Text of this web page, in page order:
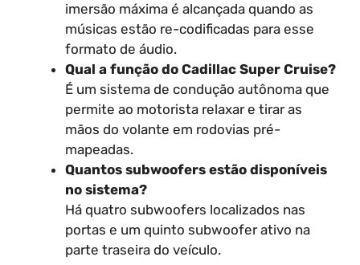
imersão máxima é alcançada quando as
músicas estão re-codificadas para esse
formato de áudio.
Qual a função do Cadillac Super Cruise?
É um sistema de condução autônoma que
permite ao motorista relaxar e tirar as
mãos do volante em rodovias pré-
mapeadas.
Quantos subwoofers estão disponíveis
no sistema?
Há quatro subwoofers localizados nas
portas e um quinto subwoofer ativo na
parte traseira do veículo.